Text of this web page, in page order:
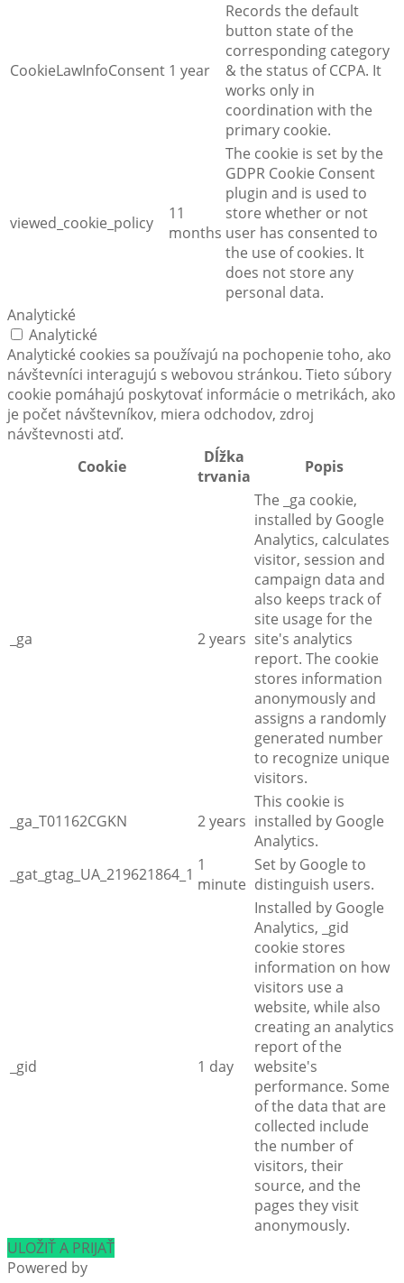
CookieLawInfoConsent 1 year
Records the default
button state of the
corresponding category
& the status of CCPA. It
works only in
coordination with the
primary cookie.
viewed_cookie_policy
11
months
The cookie is set by the
GDPR Cookie Consent
plugin and is used to
store whether or not
user has consented to
the use of cookies. It
does not store any
personal data.
Analytické
Analytické
Analytické cookies sa používajú na pochopenie toho, ako
návštevníci interagujú s webovou stránkou. Tieto súbory
cookie pomáhajú poskytovať informácie o metrikách, ako
je počet návštevníkov, miera odchodov, zdroj
návštevnosti atď.
Cookie
Dĺžka
trvania
Popis
_ga 2 years
The _ga cookie,
installed by Google
Analytics, calculates
visitor, session and
campaign data and
also keeps track of
site usage for the
site's analytics
report. The cookie
stores information
anonymously and
assigns a randomly
generated number
to recognize unique
visitors.
_ga_T01162CGKN 2 years
This cookie is
installed by Google
Analytics.
_gat_gtag_UA_219621864_1 1
minute
Set by Google to
distinguish users.
_gid 1 day
Installed by Google
Analytics, _gid
cookie stores
information on how
visitors use a
website, while also
creating an analytics
report of the
website's
performance. Some
of the data that are
collected include
the number of
visitors, their
source, and the
pages they visit
anonymously.
ULOŽIŤ A PRIJAŤ
Powered by